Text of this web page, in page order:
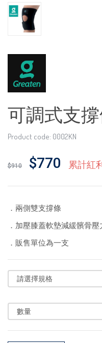
可調式支
Product code: 0002KN
$910 $770 累計紅
．兩側雙支撐條
．加壓膝蓋軟墊減緩髕骨壓
．販售單位為一支